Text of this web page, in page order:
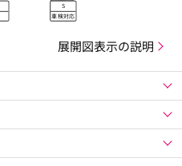
S
車検対応
展開図表示の説明